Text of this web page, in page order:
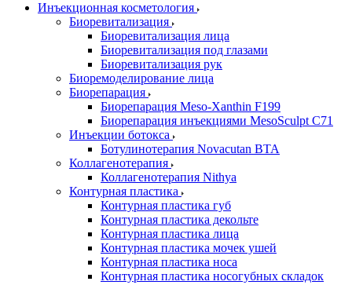
Инъекционная косметология
Биоревитализация
Биоревитализация лица
Биоревитализация под глазами
Биоревитализация рук
Биоремоделирование лица
Биорепарация
Биорепарация Meso-Xanthin F199
Биорепарация инъекциями MesoSculpt C71
Инъекции ботокса
Ботулинотерапия Novacutan BTA
Коллагенотерапия
Коллагенотерапия Nithya
Контурная пластика
Контурная пластика губ
Контурная пластика декольте
Контурная пластика лица
Контурная пластика мочек ушей
Контурная пластика носа
Контурная пластика носогубных складок